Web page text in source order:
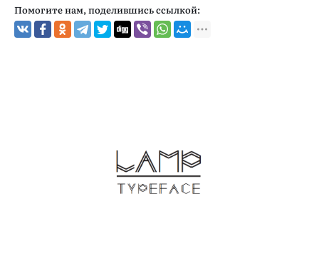
Помогите нам, поделившись ссылкой: